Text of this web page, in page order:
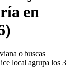
en
o buscas
local agrupa los 3